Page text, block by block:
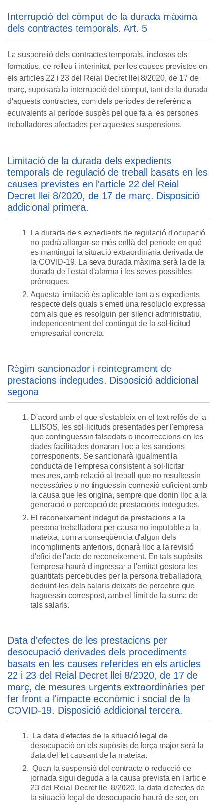
Interrupció del còmput de la durada màxima
dels contractes temporals. Art. 5
La suspensió dels contractes temporals, inclosos els
formatius, de relleu i interinitat, per les causes previstes en
els articles 22 i 23 del Reial Decret llei 8/2020, de 17 de
març, suposarà la interrupció del còmput, tant de la durada
d'aquests contractes, com dels períodes de referència
equivalents al període suspès pel que fa a les persones
treballadores afectades per aquestes suspensions.
Limitació de la durada dels expedients
temporals de regulació de treball basats en les
causes previstes en l'article 22 del Reial
Decret llei 8/2020, de 17 de març. Disposició
addicional primera.
La durada dels expedients de regulació d'ocupació
no podrà allargar-se més enllà del període en què
es mantingui la situació extraordinària derivada de
la COVID-19. La seva durada màxima serà la de la
durada de l'estat d'alarma i les seves possibles
pròrrogues.
Aquesta limitació és aplicable tant als expedients
respecte dels quals s'emeti una resolució expressa
com als que es resolguin per silenci administratiu,
independentment del contingut de la sol·licitud
empresarial concreta.
Règim sancionador i reintegrament de
prestacions indegudes. Disposició addicional
segona
D'acord amb el que s'estableix en el text refós de la
LLISOS, les sol·licituds presentades per l'empresa
que continguessin falsedats o incorreccions en les
dades facilitades donaran lloc a les sancions
corresponents. Se sancionarà igualment la
conducta de l'empresa consistent a sol·licitar
mesures, amb relació al treball que no resultessin
necessàries o no tinguessin connexió suficient amb
la causa que les origina, sempre que donin lloc a la
generació o percepció de prestacions indegudes.
El reconeixement indegut de prestacions a la
persona treballadora per causa no imputable a la
mateixa, com a conseqüència d'algun dels
incompliments anteriors, donarà lloc a la revisió
d'ofici de l'acte de reconeixement. En tals supòsits
l'empresa haurà d'ingressar a l'entitat gestora les
quantitats percebudes per la persona treballadora,
deduint-les dels salaris deixats de percebre que
haguessin correspost, amb el límit de la suma de
tals salaris.
Data d'efectes de les prestacions per
desocupació derivades dels procediments
basats en les causes referides en els articles
22 i 23 del Reial Decret llei 8/2020, de 17 de
març, de mesures urgents extraordinàries per
fer front a l'impacte econòmic i social de la
COVID-19. Disposició addicional tercera.
La data d'efectes de la situació legal de
desocupació en els supòsits de força major serà la
data del fet causant de la mateixa.
Quan la suspensió del contracte o reducció de
jornada sigui deguda a la causa prevista en l'article
23 del Reial Decret llei 8/2020, la data d'efectes de
la situació legal de desocupació haurà de ser, en